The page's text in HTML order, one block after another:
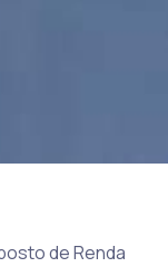
de Renda